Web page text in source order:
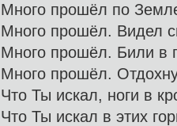
Много прошёл по
Много прошёл. Видел
Много прошёл. Били в
Много прошёл.
Что Ты искал, ноги в
Что Ты искал в этих